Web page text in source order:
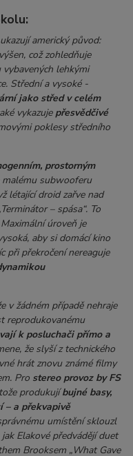
americký původ:
což zohledňuje
lehkými
Střední a vysoké -
jako střed v celém
vykazuje přesvědčivé
poklesy středního
prostorným
subwooferu
létající droid zařve nad
– spása“. To
úroveň je
aby si domácí kino
při překročení nereaguje
v žádném případě nehraje
reprodukovanému
k posluchači přímo a
že slyší z technického
hrát znovu známé filmy
Pro stereo provoz by FS
produkujíbujné basy,
– a překvapivě
umístění sklouzl
Elakové předvádějí duet
Brooksem „What Gave